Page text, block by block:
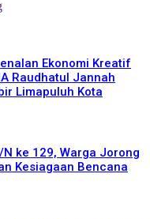
Ekonomi Kreatif
Raudhatul Jannah
Limapuluh Kota
ke 129, Warga Jorong
Kesiagaan Bencana